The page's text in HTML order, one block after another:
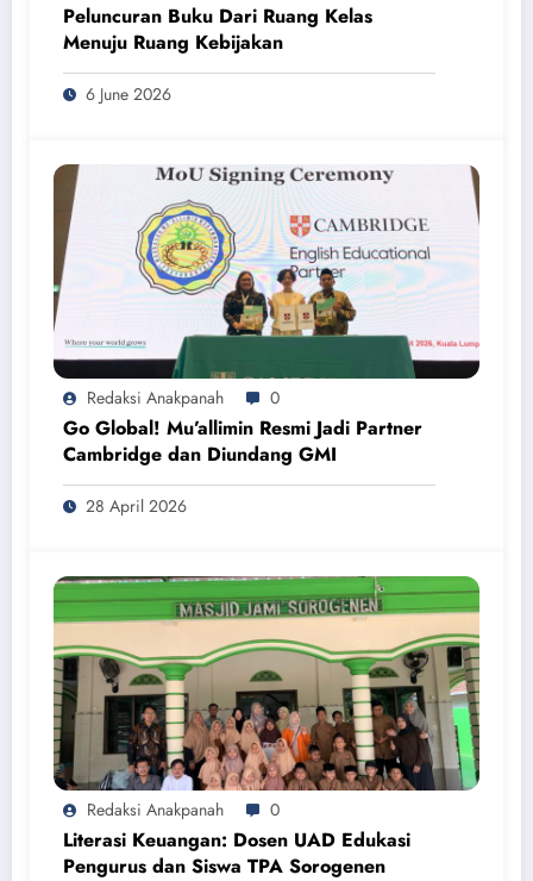
Peluncuran Buku Dari Ruang Kelas
Menuju Ruang Kebijakan
6 June 2026
Redaksi Anakpanah 0
Go Global! Mu’allimin Resmi Jadi Partner
Cambridge dan Diundang GMI
28 April 2026
Redaksi Anakpanah 0
Literasi Keuangan: Dosen UAD Edukasi
Pengurus dan Siswa TPA Sorogenen